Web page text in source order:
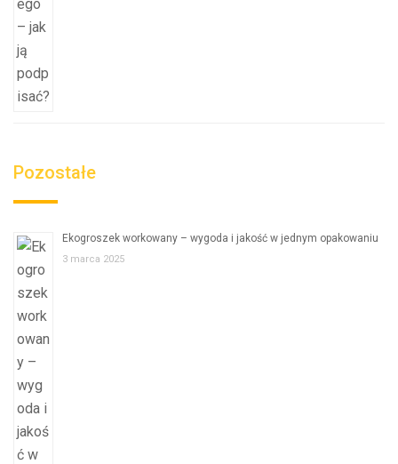
Pozostałe
Ekogroszek workowany – wygoda i jakość w jednym opakowaniu
3 marca 2025